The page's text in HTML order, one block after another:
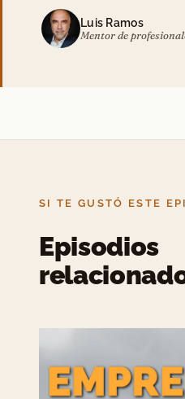
Luis Ramos
Mentor de
SI TE GUSTÓ ESTE
Episodios